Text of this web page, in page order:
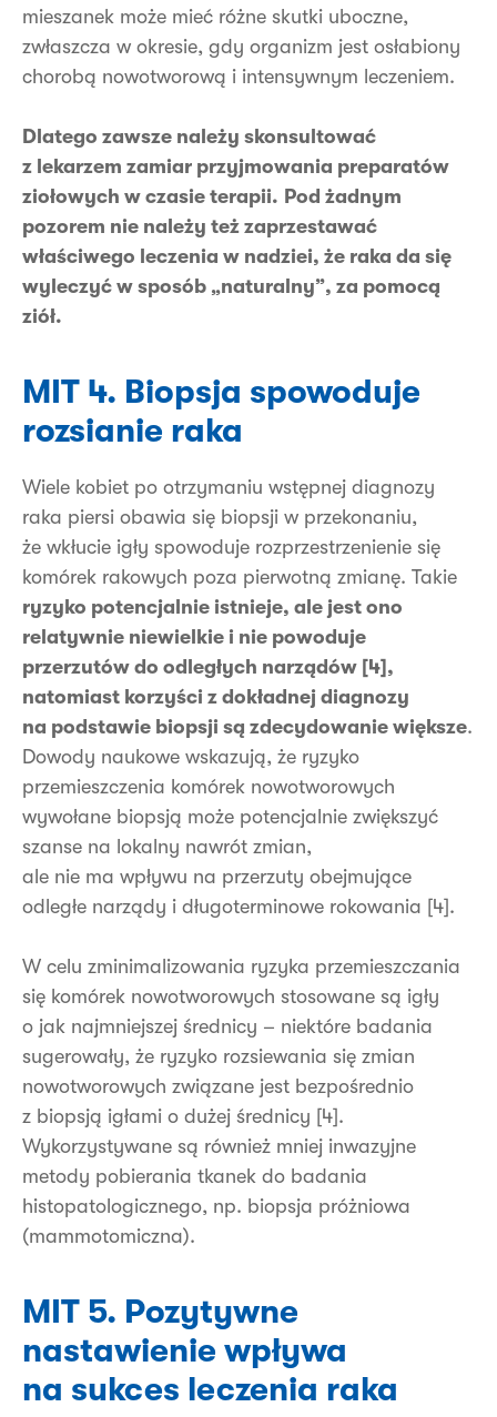
mieszanek może mieć różne skutki uboczne,
zwłaszcza w okresie, gdy organizm jest osłabiony
chorobą nowotworową i intensywnym leczeniem.
Dlatego zawsze należy skonsultować
z lekarzem zamiar przyjmowania preparatów
ziołowych w czasie terapii. Pod żadnym
pozorem nie należy też zaprzestawać
właściwego leczenia w nadziei, że raka da się
wyleczyć w sposób „naturalny”, za pomocą
ziół.
MIT 4. Biopsja spowoduje
rozsianie raka
Wiele kobiet po otrzymaniu wstępnej diagnozy
raka piersi obawia się biopsji w przekonaniu,
że wkłucie igły spowoduje rozprzestrzenienie się
komórek rakowych poza pierwotną zmianę. Takie
ryzyko potencjalnie istnieje, ale jest ono
relatywnie niewielkie i nie powoduje
przerzutów do odległych narządów [4],
natomiast korzyści z dokładnej diagnozy
na podstawie biopsji są zdecydowanie większe.
Dowody naukowe wskazują, że ryzyko
przemieszczenia komórek nowotworowych
wywołane biopsją może potencjalnie zwiększyć
szanse na lokalny nawrót zmian,
ale nie ma wpływu na przerzuty obejmujące
odległe narządy i długoterminowe rokowania [4].
W celu zminimalizowania ryzyka przemieszczania
się komórek nowotworowych stosowane są igły
o jak najmniejszej średnicy – niektóre badania
sugerowały, że ryzyko rozsiewania się zmian
nowotworowych związane jest bezpośrednio
z biopsją igłami o dużej średnicy [4].
Wykorzystywane są również mniej inwazyjne
metody pobierania tkanek do badania
histopatologicznego, np. biopsja próżniowa
(mammotomiczna).
MIT 5. Pozytywne
nastawienie wpływa
na sukces leczenia raka